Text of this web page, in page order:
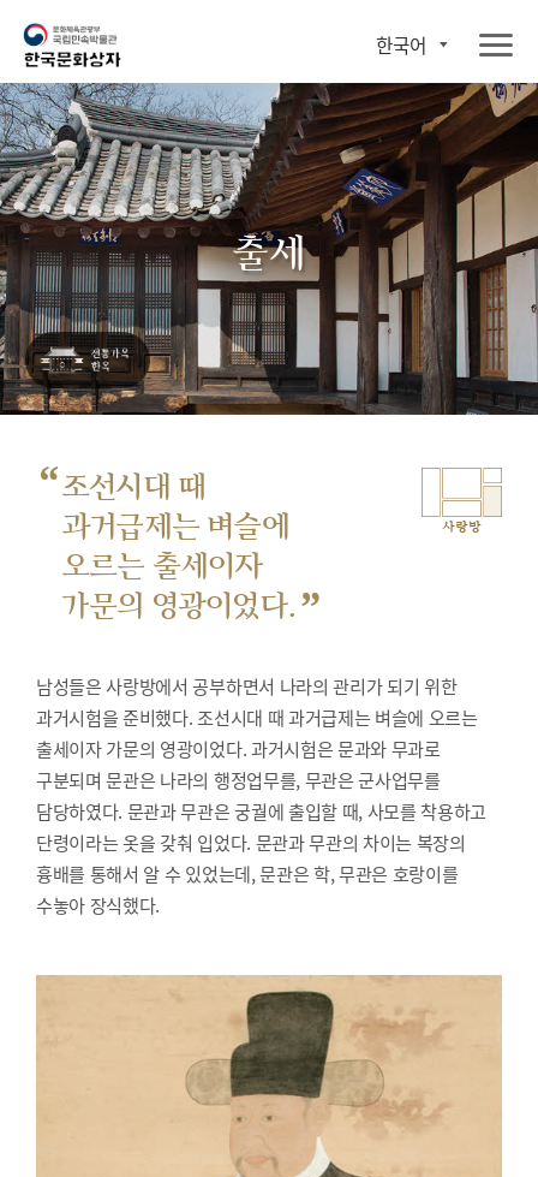
한국어
출세
“조선시대 때
과거급제는 벼슬에
오르는 출세이자
가문의 영광이었다. ”
사랑방
남성들은 사랑방에서 공부하면서 나라의 관리가 되기 위한
과거시험을 준비했다.조선시대 때 과거급제는 벼슬에 오르는
출세이자 가문의 영광이었다. 과거시험은 문과와 무과로
구분되며 문관은 나라의 행정업무를, 무관은 군사업무를
담당하였다. 문관과 무관은 궁궐에 출입할 때, 사모를 착용하고
단령이라는 옷을 갖춰 입었다. 문관과 무관의 차이는 복장의
흉배를 통해서 알 수 있었는데, 문관은 학, 무관은 호랑이를
수놓아 장식했다.